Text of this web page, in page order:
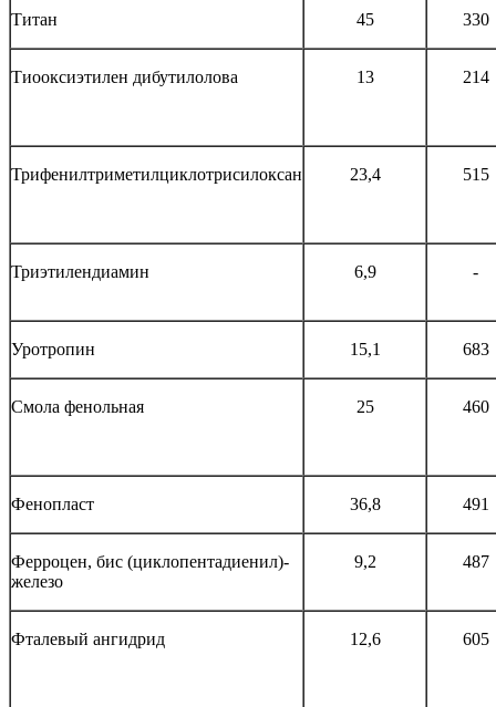
Титан 45 330
Тиооксиэтилен дибутилолова 13 214
Трифенилтриметилциклотрисилоксан 23,4 515
Триэтилендиамин 6,9 -
Уротропин 15,1 683
Смола фенольная 25 460
Фенопласт 36,8 491
Ферроцен, бис (циклопентадиенил)-
железо
9,2 487
Фталевый ангидрид 12,6 605